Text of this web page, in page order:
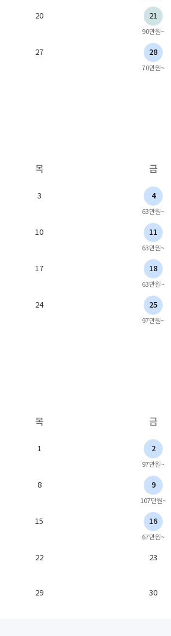
20 21
90만원~
27 28
70만원~
목 금
3 4
63만원~
10 11
63만원~
17 18
63만원~
24 25
97만원~
목 금
1 2
97만원~
8 9
107만원~
15 16
67만원~
22 23
29 30